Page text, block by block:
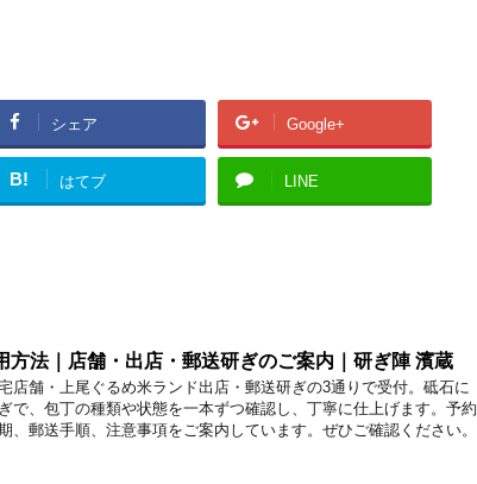
シェア Google+
B! はてブ LINE
方法｜店舗・出店・郵送研ぎのご案内｜研ぎ陣 濱蔵
店舗・上尾ぐるめ米ランド出店・郵送研ぎの3通りで受付。砥石に
で、包丁の種類や状態を一本ずつ確認し、丁寧に仕上げます。予約
、郵送手順、注意事項をご案内しています。ぜひご確認ください。